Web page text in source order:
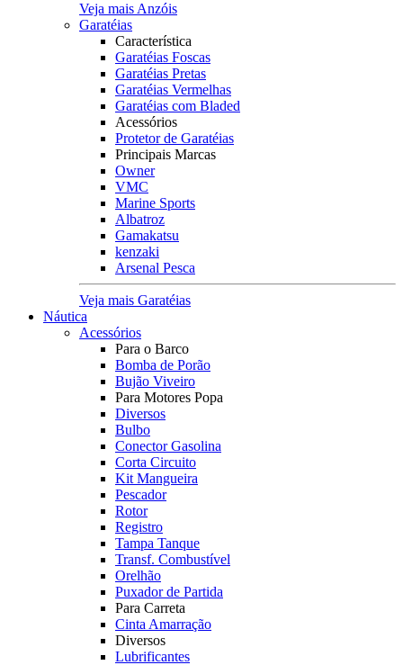
Veja mais Anzóis
Garatéias
Característica
Garatéias Foscas
Garatéias Pretas
Garatéias Vermelhas
Garatéias com Bladed
Acessórios
Protetor de Garatéias
Principais Marcas
Owner
VMC
Marine Sports
Albatroz
Gamakatsu
kenzaki
Arsenal Pesca
Veja mais Garatéias
Náutica
Acessórios
Para o Barco
Bomba de Porão
Bujão Viveiro
Para Motores Popa
Diversos
Bulbo
Conector Gasolina
Corta Circuito
Kit Mangueira
Pescador
Rotor
Registro
Tampa Tanque
Transf. Combustível
Orelhão
Puxador de Partida
Para Carreta
Cinta Amarração
Diversos
Lubrificantes